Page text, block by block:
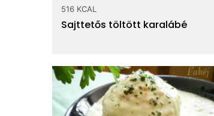
516 KCAL
Sajttetős töltött karalábé